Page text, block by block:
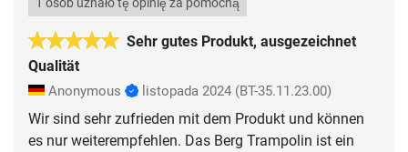
Sehr gutes Produkt, ausgezeichnet
Qualität
Anonymous listopada 2024 (BT-35.11.23.00)
Wir sind sehr zufrieden mit dem Produkt und können
es nur weiterempfehlen. Das Berg Trampolin ist ein